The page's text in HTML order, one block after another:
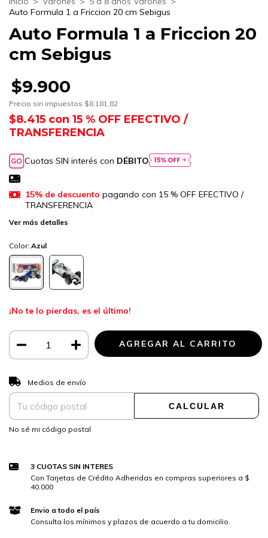
Auto Formula 1 a Friccion 20 cm Sebigus
Auto Formula 1 a Friccion 20
cm Sebigus
$9.900
Precio sin impuestos $8.181,82
$8.415 con 15 % OFF EFECTIVO /
TRANSFERENCIA
Cuotas SIN interés con DÉBITO
15% de descuento pagando con 15 % OFF EFECTIVO /
TRANSFERENCIA
Ver más detalles
Color: Azul
¡No te lo pierdas, es el último!
Entregas para el CP:
Medios de envío
CALCULAR
No sé mi código postal
3 CUOTAS SIN INTERES
Con Tarjetas de Crédito Adheridas en compras superiores a $
40.000
Envio a todo el país
Consulta los mínimos y plazos de acuerdo a tu domicilio.